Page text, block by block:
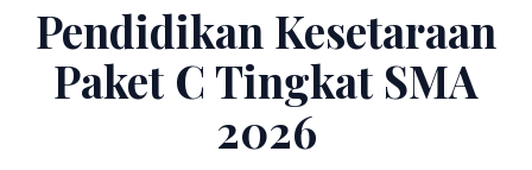
Pendidikan Kesetaraan
Paket C Tingkat SMA
2026